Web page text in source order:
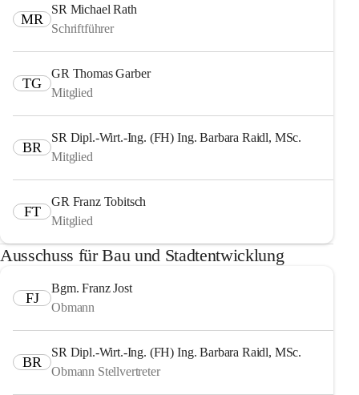
MR
SR Michael Rath
Schriftführer
TG
GR Thomas Garber
Mitglied
BR
SR Dipl.-Wirt.-Ing. (FH) Ing. Barbara Raidl, MSc.
Mitglied
FT
GR Franz Tobitsch
Mitglied
Ausschuss für Bau und Stadtentwicklung
FJ
Bgm. Franz Jost
Obmann
BR
SR Dipl.-Wirt.-Ing. (FH) Ing. Barbara Raidl, MSc.
Obmann Stellvertreter